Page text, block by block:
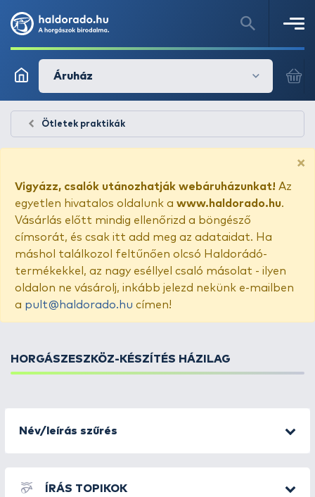
Áruház
Ötletek praktikák
×
Vigyázz, csalók utánozhatják webáruházunkat! Az
egyetlen hivatalos oldalunk a www.haldorado.hu.
Vásárlás előtt mindig ellenőrizd a böngésző
címsorát, és csak itt add meg az adataidat. Ha
máshol találkozol feltűnően olcsó Haldorádó-
termékekkel, az nagy eséllyel csaló másolat - ilyen
oldalon ne vásárolj, inkább jelezd nekünk e-mailben
a pult@haldorado.hu címen!
HORGÁSZESZKÖZ-KÉSZÍTÉS HÁZILAG
Név/leírás szűrés
ÍRÁS TOPIKOK